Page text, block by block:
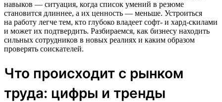
навыков — ситуация, когда список умений в резюме
становится длиннее, а их ценность — меньше. Устроиться
на работу легче тем, кто глубоко владеет софт- и хард-скилами
и может их подтвердить. Разбираемся, как бизнесу находить
сильных сотрудников в новых реалиях и каким образом
проверять соискателей.
Что происходит с рынком
труда: цифры и тренды